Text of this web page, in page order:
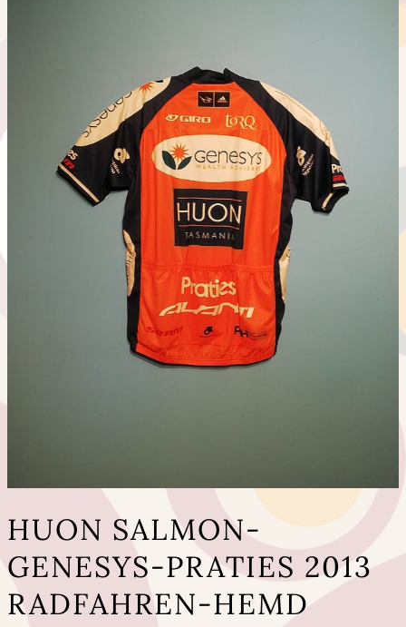
HUON SALMON-
GENESYS-PRATIES 2013
RADFAHREN-HEMD